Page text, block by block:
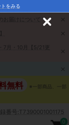
お届けについて
7月・10月【5/21更
をみる
無料
※一部商品、一部
番号:T7390001001175
0
C
s